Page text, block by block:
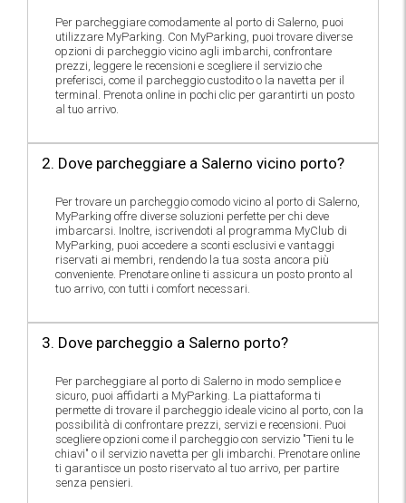
Per parcheggiare comodamente al porto di Salerno, puoi
utilizzare MyParking. Con MyParking, puoi trovare diverse
opzioni di parcheggio vicino agli imbarchi, confrontare
prezzi, leggere le recensioni e scegliere il servizio che
preferisci, come il parcheggio custodito o la navetta per il
terminal. Prenota online in pochi clic per garantirti un posto
al tuo arrivo.
2. Dove parcheggiare a Salerno vicino porto?
Per trovare un parcheggio comodo vicino al porto di Salerno,
MyParking offre diverse soluzioni perfette per chi deve
imbarcarsi. Inoltre, iscrivendoti al programma MyClub di
MyParking, puoi accedere a sconti esclusivi e vantaggi
riservati ai membri, rendendo la tua sosta ancora più
conveniente. Prenotare online ti assicura un posto pronto al
tuo arrivo, con tutti i comfort necessari.
3. Dove parcheggio a Salerno porto?
Per parcheggiare al porto di Salerno in modo semplice e
sicuro, puoi affidarti a MyParking. La piattaforma ti
permette di trovare il parcheggio ideale vicino al porto, con la
possibilità di confrontare prezzi, servizi e recensioni. Puoi
scegliere opzioni come il parcheggio con servizio "Tieni tu le
chiavi" o il servizio navetta per gli imbarchi. Prenotare online
ti garantisce un posto riservato al tuo arrivo, per partire
senza pensieri.